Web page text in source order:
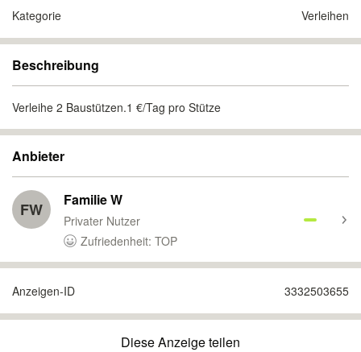
Kategorie Verleihen
Beschreibung
Verleihe 2 Baustützen.1 €/Tag pro Stütze
Anbieter
FW Familie W
Privater Nutzer
Zufriedenheit: TOP
Anzeigen-ID 3332503655
Diese Anzeige teilen